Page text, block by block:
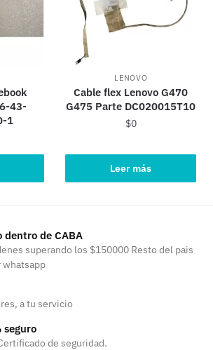
43-
1
LENOVO
Cable flex Lenovo G470
G475 Parte DC020015T10
$0
Leer más
dentro de CABA
superando los $150000 Resto del pais
whatsapp
a tu servicio
seguro
de seguridad.